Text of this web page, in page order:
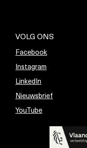
VOLG ONS
Facebook
Instagram
LinkedIn
Nieuwsbrief
YouTube